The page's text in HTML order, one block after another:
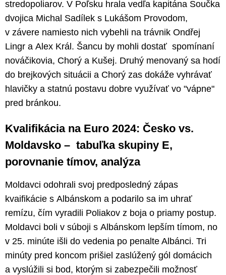
stredopoliarov. V Poľsku hrala vedľa kapitána Součka
dvojica Michal Sadílek s Lukášom Provodom,
v závere namiesto nich vybehli na trávnik Ondřej
Lingr a Alex Král. Šancu by mohli dostať spomínaní
nováčikovia, Chorý a Kušej. Druhý menovaný sa hodí
do brejkových situácii a Chorý zas dokáže vyhrávať
hlavičky a statnú postavu dobre využívať vo "vápne"
pred bránkou.
Kvalifikácia na Euro 2024: Česko vs.
Moldavsko – tabuľka skupiny E,
porovnanie tímov, analýza
Moldavci odohrali svoj predposledný zápas
kvaifikácie s Albánskom a podarilo sa im uhrať
remízu, čím vyradili Poliakov z boja o priamy postup.
Moldavci boli v súboji s Albánskom lepším tímom, no
v 25. minúte išli do vedenia po penalte Albánci. Tri
minúty pred koncom prišiel zaslúžený gól domácich
a vyslúžili si bod, ktorým si zabezpečili možnosť